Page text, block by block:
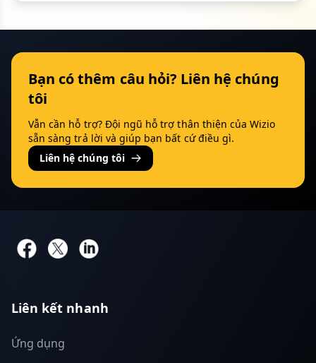
Bạn có thêm câu hỏi? Liên hệ chúng
tôi
Vẫn cần hỗ trợ? Đội ngũ hỗ trợ thân thiện của Wizio
sẵn sàng trả lời và giúp bạn bất cứ điều gì.
Liên hệ chúng tôi
Liên kết nhanh
Ứng dụng